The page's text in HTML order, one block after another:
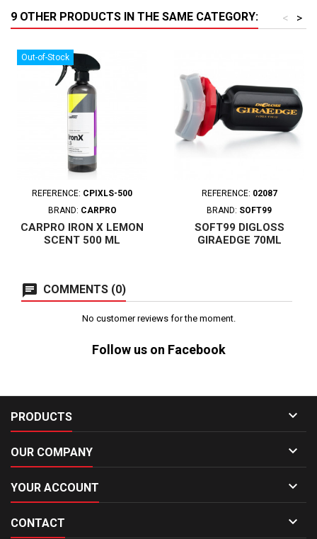
9 OTHER PRODUCTS IN THE SAME CATEGORY: >
<
Out-of-Stock
REFERENCE: CPIXLS-500
BRAND: CARPRO
CARPRO IRON X LEMON
SCENT 500 ML
REFERENCE: 02087
BRAND: SOFT99
SOFT99 DIGLOSS
GIRAEDGE 70ML
COMMENTS (0)
No customer reviews for the moment.
Follow us on Facebook
PRODUCTS 
OUR COMPANY 
YOUR ACCOUNT 
CONTACT 